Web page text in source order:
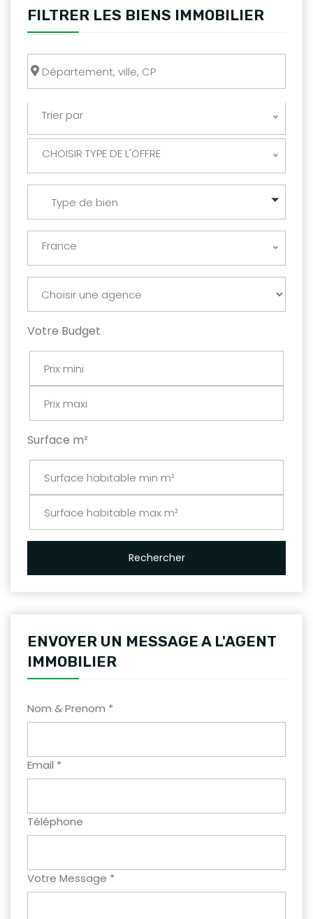
FILTRER LES BIENS IMMOBILIER
Trier par
CHOISIR TYPE DE L'OFFRE
Type de bien
France
Votre Budget
Surface m²
Rechercher
ENVOYER UN MESSAGE A L'AGENT
IMMOBILIER
Nom & Prenom *
Email *
Téléphone
Votre Message *